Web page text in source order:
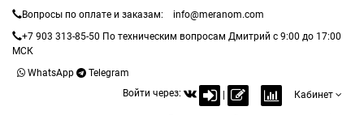
Вопросы по оплате и заказам:
info@meranom.com
+7 903 313-85-50 По техническим вопросам Дмитрий с 9:00 до 17:00
МСК
WhatsApp
Telegram
Войти через:
Кабинет